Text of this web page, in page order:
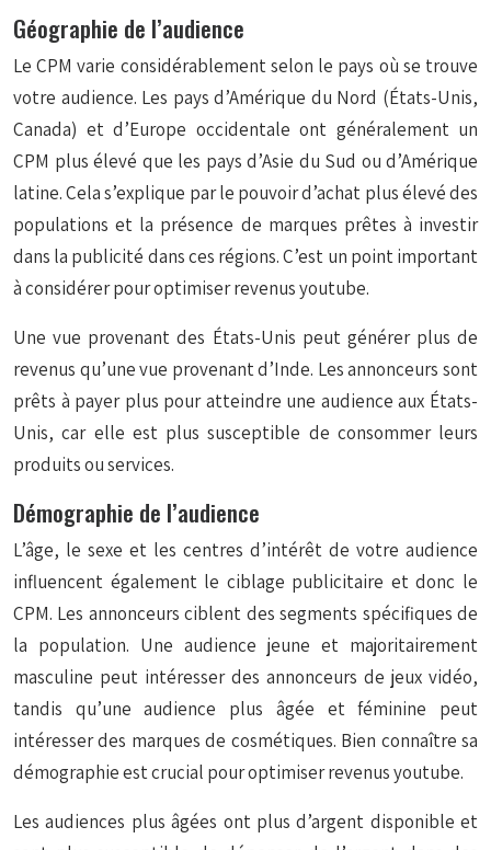
Géographie de l’audience
Le CPM varie considérablement selon le pays où se trouve
votre audience. Les pays d’Amérique du Nord (États-Unis,
Canada) et d’Europe occidentale ont généralement un
CPM plus élevé que les pays d’Asie du Sud ou d’Amérique
latine. Cela s’explique par le pouvoir d’achat plus élevé des
populations et la présence de marques prêtes à investir
dans la publicité dans ces régions. C’est un point important
à considérer pour optimiser revenus youtube.
Une vue provenant des États-Unis peut générer plus de
revenus qu’une vue provenant d’Inde. Les annonceurs sont
prêts à payer plus pour atteindre une audience aux États-
Unis, car elle est plus susceptible de consommer leurs
produits ou services.
Démographie de l’audience
L’âge, le sexe et les centres d’intérêt de votre audience
influencent également le ciblage publicitaire et donc le
CPM. Les annonceurs ciblent des segments spécifiques de
la population. Une audience jeune et majoritairement
masculine peut intéresser des annonceurs de jeux vidéo,
tandis qu’une audience plus âgée et féminine peut
intéresser des marques de cosmétiques. Bien connaître sa
démographie est crucial pour optimiser revenus youtube.
Les audiences plus âgées ont plus d’argent disponible et